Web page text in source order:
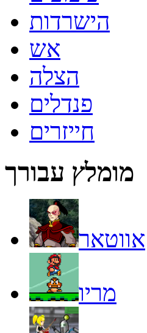
הישרדות
אש
הצלה
פנדלים
חייזרים
מומלץ עבורך
אווטאר
מריו